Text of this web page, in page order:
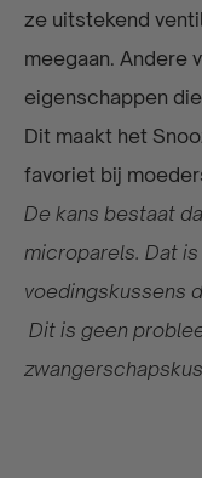
ze uitstekend
meegaan. Andere
eigenschappen
Dit maakt het
favoriet bij
De kans bestaat
microparels. Dat
voedingskussens
Dit is geen